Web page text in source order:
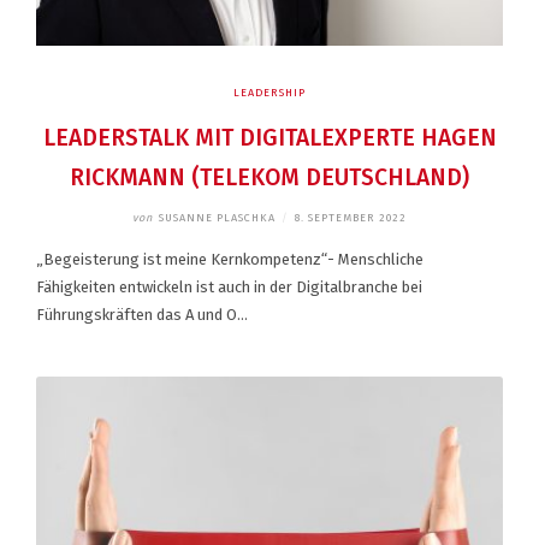
LEADERSHIP
LEADERSTALK MIT DIGITALEXPERTE HAGEN
RICKMANN (TELEKOM DEUTSCHLAND)
von SUSANNE PLASCHKA 8. SEPTEMBER 2022
„Begeisterung ist meine Kernkompetenz“- Menschliche
Fähigkeiten entwickeln ist auch in der Digitalbranche bei
Führungskräften das A und O…